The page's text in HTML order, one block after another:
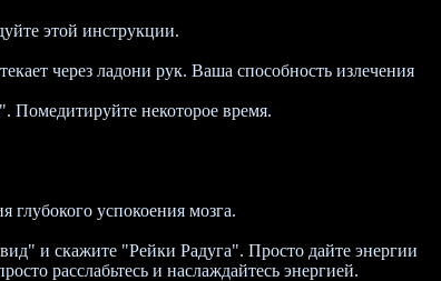
этой инструкции.
через ладони рук. Ваша способность излечения
Помедитируйте некоторое время.
глубокого успокоения мозга.
и скажите "Рейки Радуга". Просто дайте энергии
расслабьтесь и наслаждайтесь энергией.